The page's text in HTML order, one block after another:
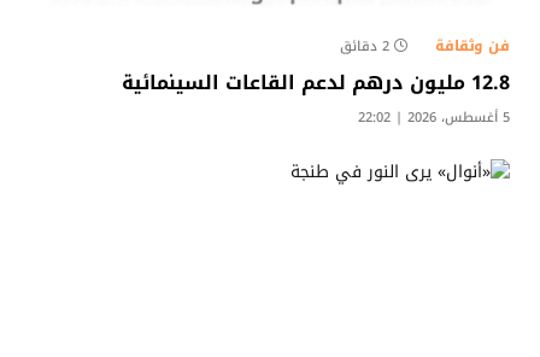
فن وثقافة 2 دقائق
12.8 مليون درهم لدعم القاعات السينمائية
5 أغسطس، 2026 | 22:02